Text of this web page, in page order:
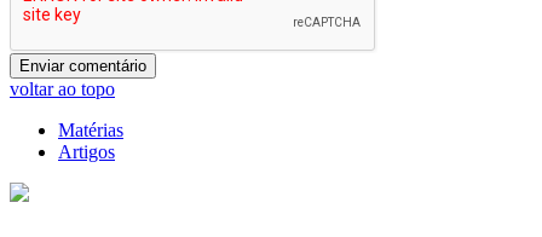
voltar ao topo
Matérias
Artigos